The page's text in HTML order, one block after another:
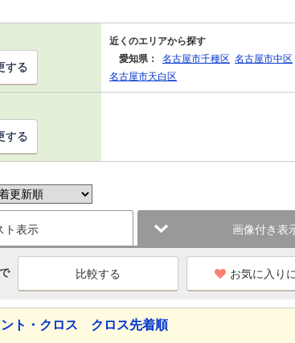
近くのエリアから探す
愛知県：
名古屋市千種区 名古屋市中区
名古屋市天白区
する
する
ト表示 画像付き表
お気に入り
ント・クロス クロス先着順